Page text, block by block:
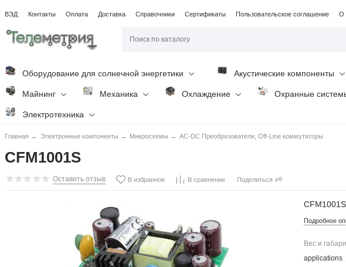
ВЭД Контакты Оплата Доставка Справочники Сертификаты Пользовательское соглашение О
Оборудование для солнечной энергетики Акустические компоненты
Майнинг Механика Охлаждение Охранные
Электротехника
Главная → Электронные компоненты → Микросхемы → AC-DC Преобразователи, Off-Line коммутаторы
CFM1001S
Оставить отзыв В избранное В сравнение Поделиться
CFM1001S
Подробное
Вес и
applications